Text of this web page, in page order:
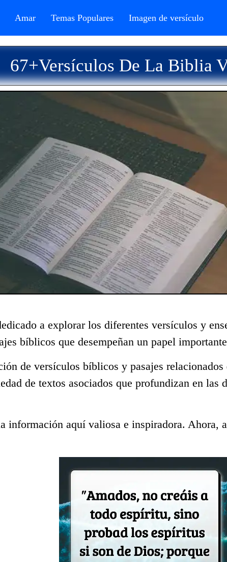
Amar Temas Populares Imagen de versículo
67+Versículos De La Biblia
a explorar los diferentes versículos y
bíblicos que desempeñan un papel
de versículos bíblicos y pasajes
de textos asociados que profundizan en las
información aquí valiosa e inspiradora. Ahora,